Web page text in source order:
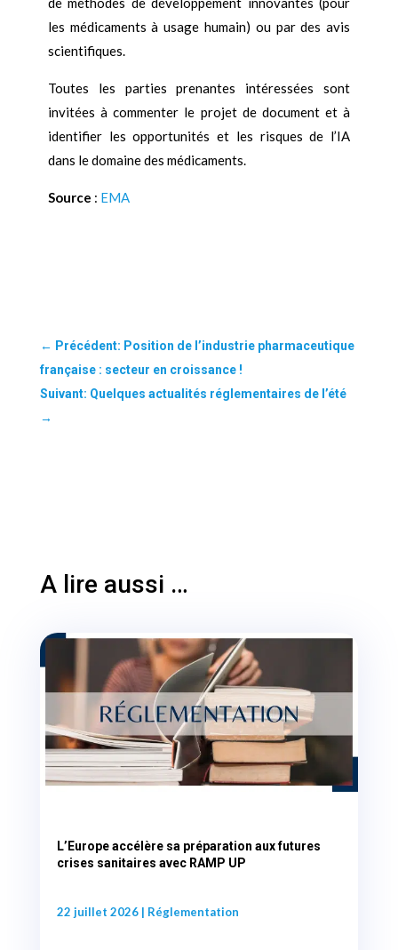
les médicaments à usage humain) ou par des avis
scientifiques.
Toutes les parties prenantes intéressées sont
invitées à commenter le projet de document et à
identifier les opportunités et les risques de l’IA
dans le domaine des médicaments.
Source : EMA
← Précédent: Position de l’industrie pharmaceutique
française : secteur en croissance !
Suivant: Quelques actualités réglementaires de l’été
→
A lire aussi …
L’Europe accélère sa préparation aux futures
crises sanitaires avec RAMP UP
22 juillet 2026| Réglementation